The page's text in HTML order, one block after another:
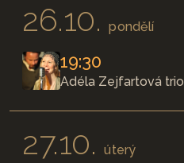
26.10.pondělí
19:30
Adéla Zejfartová trio
27.10.úterý